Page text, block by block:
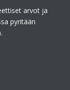
arvot ja
pyritään